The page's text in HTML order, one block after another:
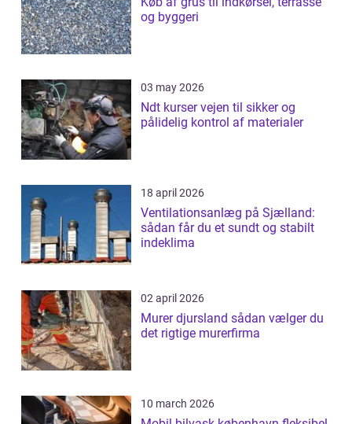
og byggeri
03 may 2026
Ndt kurser vejen til sikker og
pålidelig kontrol af materialer
18 april 2026
Ventilationsanlæg på Sjælland:
sådan får du et sundt og stabilt
indeklima
02 april 2026
Murer djursland sådan vælger du
det rigtige murerfirma
10 march 2026